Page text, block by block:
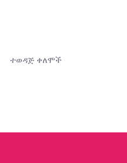
ተወዳጅ ቀለሞች